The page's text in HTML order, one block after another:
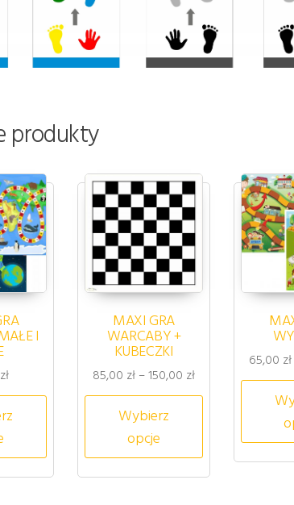
produkty
I
zł
Ten produkt ma wiele wariantów. Opcje
MAXI GRA
WARCABY +
KUBECZKI
85,00 zł –150,00 złZakres cen: od
Wybierz
opcje
Ten produkt
65,00 zł